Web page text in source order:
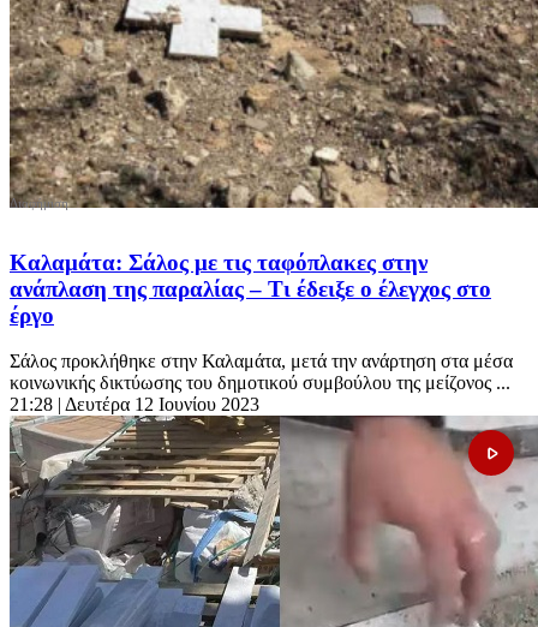
Καλαμάτα: Σάλος με τις ταφόπλακες στην
ανάπλαση της παραλίας – Τι έδειξε ο έλεγχος στο
έργο
Σάλος προκλήθηκε στην Καλαμάτα, μετά την ανάρτηση στα μέσα
κοινωνικής δικτύωσης του δημοτικού συμβούλου της μείζονος ...
21:28 | Δευτέρα 12 Ιουνίου 2023